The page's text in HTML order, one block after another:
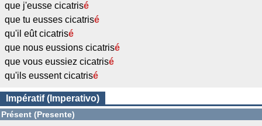
que j'eusse cicatrisé
que tu eusses cicatrisé
qu'il eût cicatrisé
que nous eussions cicatrisé
que vous eussiez cicatrisé
qu'ils eussent cicatrisé
Impératif (Imperativo)
Présent (Presente)